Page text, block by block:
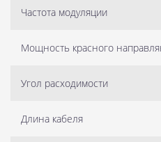
Частота модуляции
Мощность красного
Угол расходимости
Длина кабеля